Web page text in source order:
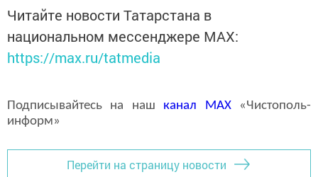
Читайте новости Татарстана в
национальном мессенджере MАХ:
https://max.ru/tatmedia
Подписывайтесь на наш канал MAX«Чистополь-
информ»
Перейти на страницу новости